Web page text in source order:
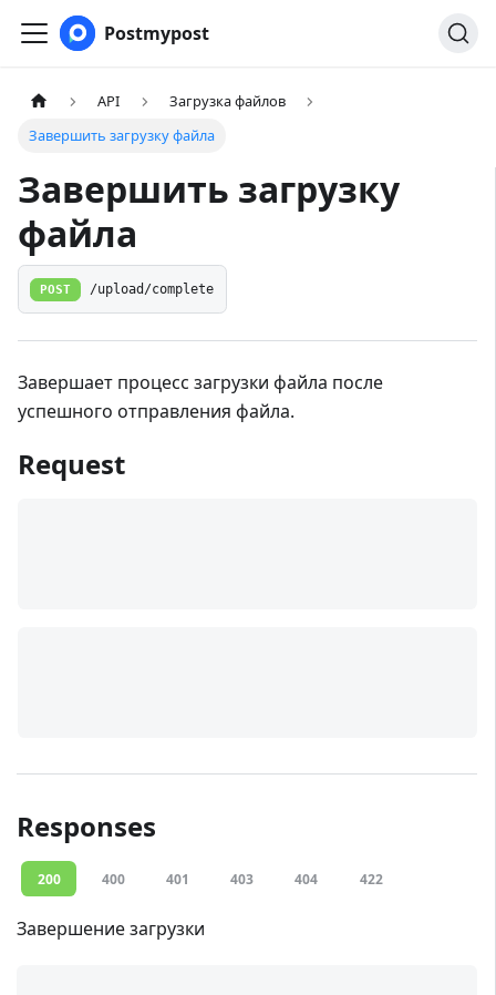
Postmypost
API
Загрузка файлов
Завершить загрузку файла
Завершить загрузку
файла
POST /upload/complete
Завершает процесс загрузки файла после
успешного отправления файла.
Request
Responses
200 400 401 403 404 422
Завершение загрузки